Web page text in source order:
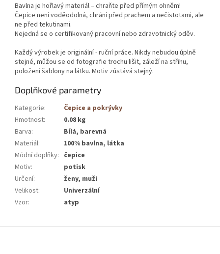
Bavlna je hořlavý materiál – chraňte před přímým ohněm!
Čepice není voděodolná, chrání před prachem a nečistotami, ale
ne před tekutinami.
Nejedná se o certifikovaný pracovní nebo zdravotnický oděv.
Každý výrobek je originální - ruční práce. Nikdy nebudou úplně
stejné, můžou se od fotografie trochu lišit, záleží na střihu,
položení šablony na látku. Motiv zůstává stejný.
Doplňkové parametry
Kategorie:
Čepice a pokrývky
Hmotnost:
0.08 kg
Barva:
Bílá, barevná
Materiál:
100% bavlna, látka
Módní doplňky: čepice
Motiv:
potisk
Určení:
ženy, muži
Velikost:
Univerzální
Vzor: atyp